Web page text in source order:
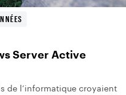
Server Active
de l’informatique croyaient